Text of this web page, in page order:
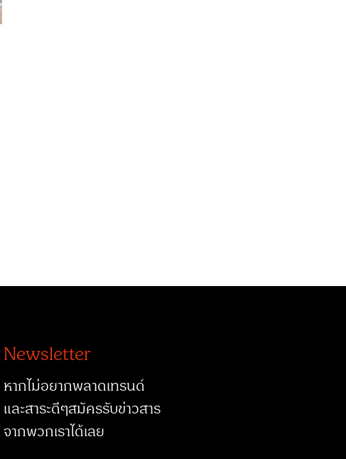
Newsletter
หากไม่อยากพลาดเทรนด์
และสาระดีๆสมัครรับข่าวสาร
จากพวกเราได้เลย